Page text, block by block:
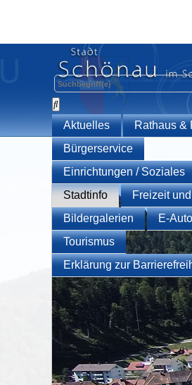
Aktuelles
Rathaus &
Bürgerservice
Einrichtungen / Soziales
Stadtinfo
Freizeit
Bildergalerien
E-
Tourismus
Erklärung zur